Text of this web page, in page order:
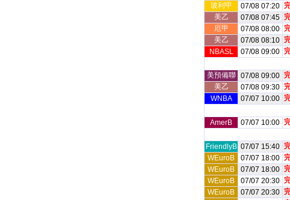
玻利甲
07/08 07:20
美乙
07/08 07:45
厄甲
07/08 08:00
美乙
07/08 08:10
NBASL
07/08 09:00
美預備聯
07/08 09:00
美乙
07/08 09:30
WNBA
07/07 10:00
AmerB
07/07 10:00
FriendlyB 07/07 15:40
WEuroB
07/07 18:00
WEuroB
07/07 18:00
WEuroB
07/07 20:30
WEuroB
07/07 20:30